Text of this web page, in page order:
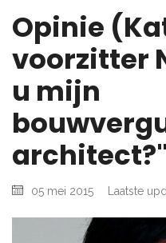
Opinie
voorzitter
u mijn
architect?"
05 mei 2015 Laatste